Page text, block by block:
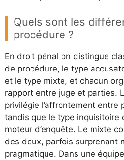
Quels sont les
procédure ?
En droit pénal on distingue
de procédure, le type
et le type mixte, et chacun
rapport entre juge et parties.
privilégie l’affrontement entre
tandis que le type inquisitoire
moteur d’enquête. Le mixte
des deux, parfois surprenant
pragmatique. Dans une